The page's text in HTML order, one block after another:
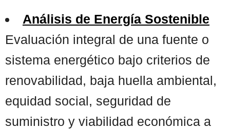
Análisis de Energía Sostenible
Evaluación integral de una fuente o
sistema energético bajo criterios de
renovabilidad, baja huella ambiental,
equidad social, seguridad de
suministro y viabilidad económica a